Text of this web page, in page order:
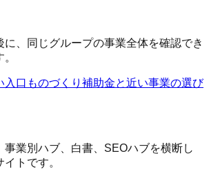
に、同じグループの事業全体を確認でき
入口 ものづくり補助金と近い事業の選び
事業別ハブ、白書、SEOハブを横断し
トです。